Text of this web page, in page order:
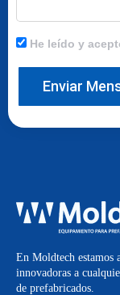
He leído y
Enviar
En Moldtech estamos
innovadoras a
de prefabricados.